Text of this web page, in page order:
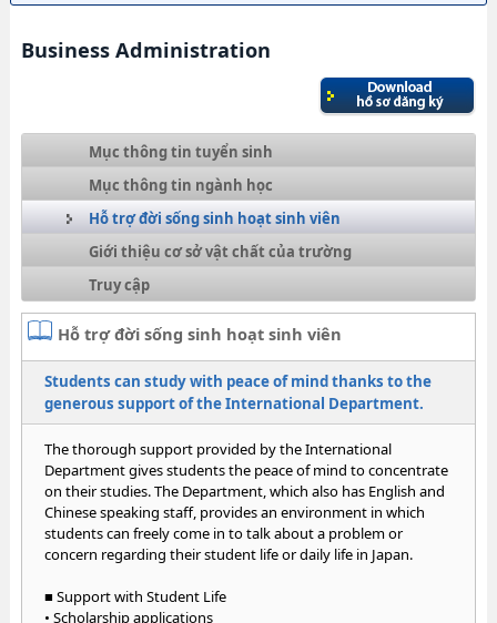
Business Administration
Mục thông tin tuyển sinh
Mục thông tin ngành học
Hỗ trợ đời sống sinh hoạt sinh viên
Giới thiệu cơ sở vật chất của trường
Truy cập
Hỗ trợ đời sống sinh hoạt sinh viên
Students can study with peace of mind thanks to the
generous support of the International Department.
The thorough support provided by the International
Department gives students the peace of mind to concentrate
on their studies. The Department, which also has English and
Chinese speaking staff, provides an environment in which
students can freely come in to talk about a problem or
concern regarding their student life or daily life in Japan.
■ Support with Student Life
• Scholarship applications